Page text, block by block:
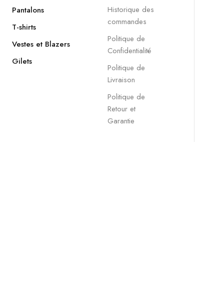
Pantalons
T-shirts
Vestes et Blazers
Gilets
Historique des
commandes
Politique de
Confidentialité
Politique de
Livraison
Politique de
Retour et
Garantie